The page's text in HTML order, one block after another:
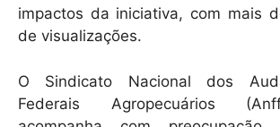
k
impactos da iniciativa, com mais
de visualizações.
O Sindicato Nacional dos
Federais Agropecuários